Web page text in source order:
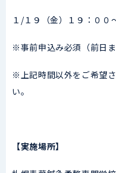
１/１９（金）１９：００
※事前申込み必須（前日ま
※上記時間以外をご希望
い。
【実施場所】